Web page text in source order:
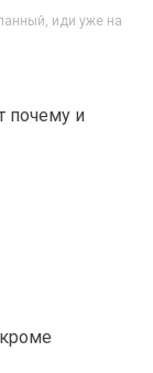
иди уже на
почему и